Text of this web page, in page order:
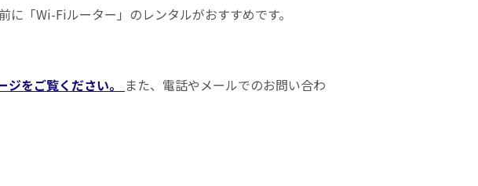
「Wi-Fiルーター」のレンタルがおすすめです。
をご覧ください。
また、電話やメールでのお問い合わ